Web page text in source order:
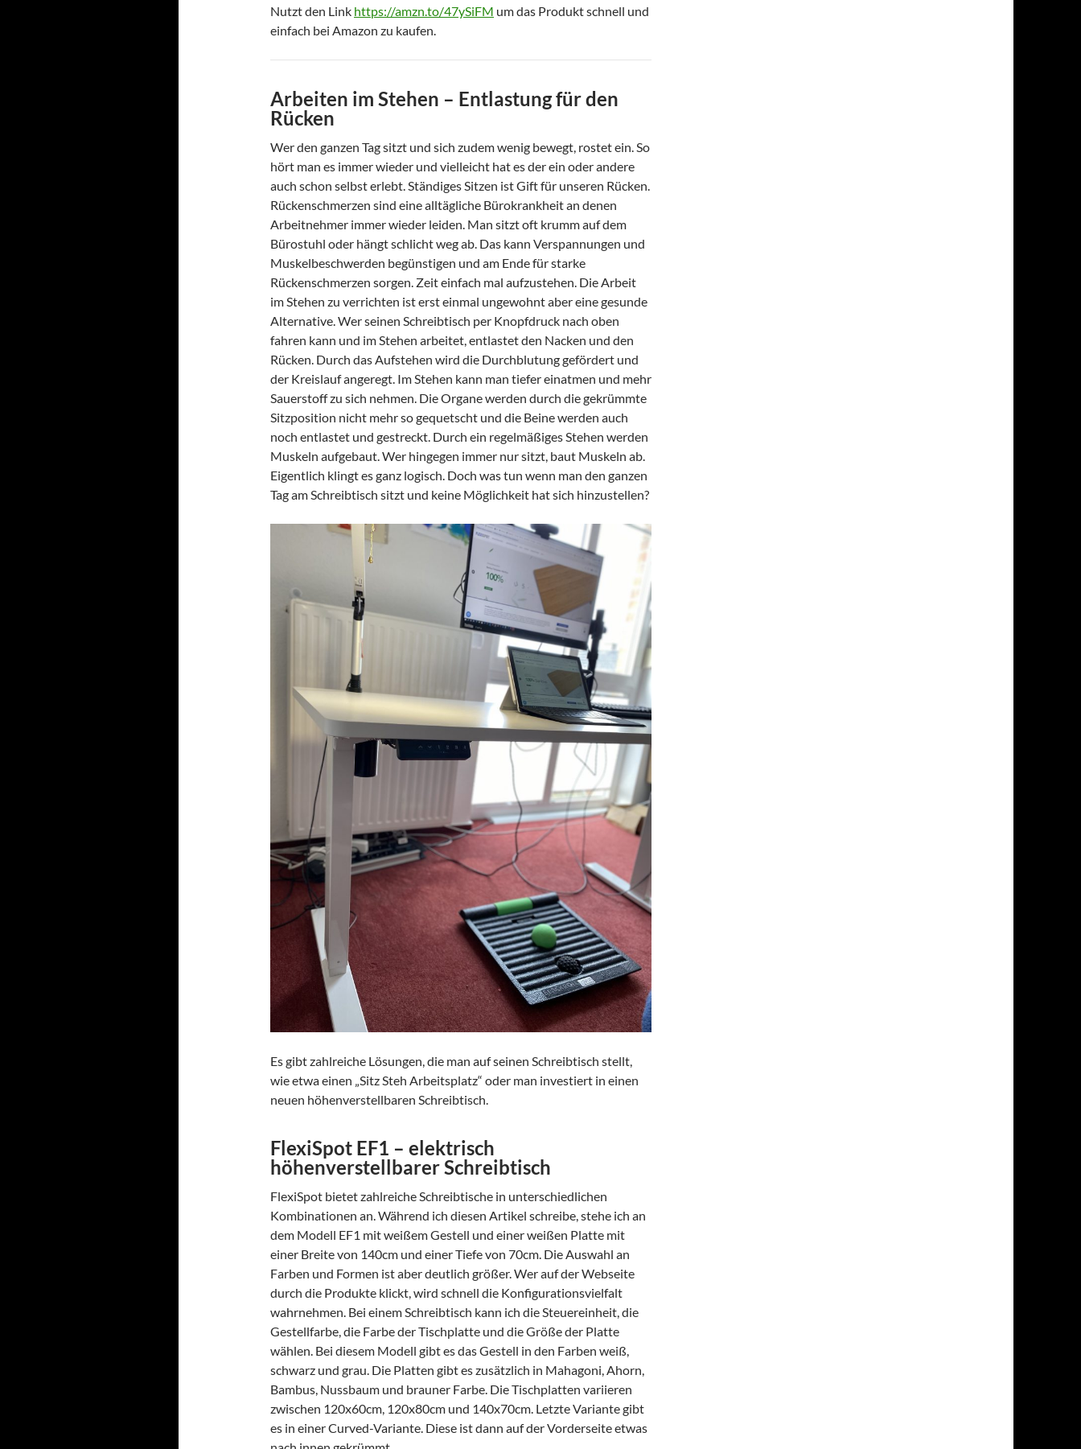
Nutzt den Link https://amzn.to/47ySiFM um das Produkt schnell und
einfach bei Amazon zu kaufen.
Arbeiten im Stehen – Entlastung für den
Rücken
Wer den ganzen Tag sitzt und sich zudem wenig bewegt, rostet ein. So
hört man es immer wieder und vielleicht hat es der ein oder andere
auch schon selbst erlebt. Ständiges Sitzen ist Gift für unseren Rücken.
Rückenschmerzen sind eine alltägliche Bürokrankheit an denen
Arbeitnehmer immer wieder leiden. Man sitzt oft krumm auf dem
Bürostuhl oder hängt schlicht weg ab. Das kann Verspannungen und
Muskelbeschwerden begünstigen und am Ende für starke
Rückenschmerzen sorgen. Zeit einfach mal aufzustehen. Die Arbeit
im Stehen zu verrichten ist erst einmal ungewohnt aber eine gesunde
Alternative. Wer seinen Schreibtisch per Knopfdruck nach oben
fahren kann und im Stehen arbeitet, entlastet den Nacken und den
Rücken. Durch das Aufstehen wird die Durchblutung gefördert und
der Kreislauf angeregt. Im Stehen kann man tiefer einatmen und mehr
Sauerstoff zu sich nehmen. Die Organe werden durch die gekrümmte
Sitzposition nicht mehr so gequetscht und die Beine werden auch
noch entlastet und gestreckt. Durch ein regelmäßiges Stehen werden
Muskeln aufgebaut. Wer hingegen immer nur sitzt, baut Muskeln ab.
Eigentlich klingt es ganz logisch. Doch was tun wenn man den ganzen
Tag am Schreibtisch sitzt und keine Möglichkeit hat sich hinzustellen?
Es gibt zahlreiche Lösungen, die man auf seinen Schreibtisch stellt,
wie etwa einen „Sitz Steh Arbeitsplatz“ oder man investiert in einen
neuen höhenverstellbaren Schreibtisch.
FlexiSpot EF1 – elektrisch
höhenverstellbarer Schreibtisch
FlexiSpot bietet zahlreiche Schreibtische in unterschiedlichen
Kombinationen an. Während ich diesen Artikel schreibe, stehe ich an
dem Modell EF1 mit weißem Gestell und einer weißen Platte mit
einer Breite von 140cm und einer Tiefe von 70cm. Die Auswahl an
Farben und Formen ist aber deutlich größer. Wer auf der Webseite
durch die Produkte klickt, wird schnell die Konfigurationsvielfalt
wahrnehmen. Bei einem Schreibtisch kann ich die Steuereinheit, die
Gestellfarbe, die Farbe der Tischplatte und die Größe der Platte
wählen. Bei diesem Modell gibt es das Gestell in den Farben weiß,
schwarz und grau. Die Platten gibt es zusätzlich in Mahagoni, Ahorn,
Bambus, Nussbaum und brauner Farbe. Die Tischplatten variieren
zwischen 120x60cm, 120x80cm und 140x70cm. Letzte Variante gibt
es in einer Curved-Variante. Diese ist dann auf der Vorderseite etwas